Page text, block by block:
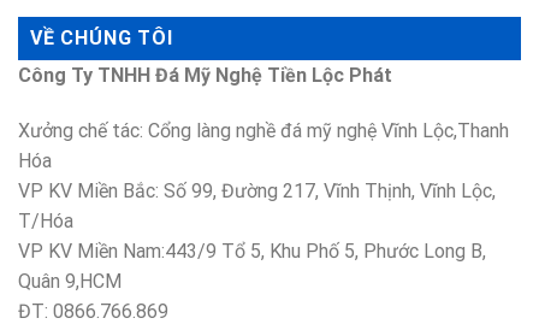
VỀ CHÚNG TÔI
Công Ty TNHH Đá Mỹ Nghệ Tiền Lộc Phát
Xưởng chế tác: Cổng làng nghề đá mỹ nghệ Vĩnh Lộc,Thanh
Hóa
VP KV Miền Bắc: Số 99, Đường 217, Vĩnh Thịnh, Vĩnh Lộc,
T/Hóa
VP KV Miền Nam:443/9 Tổ 5, Khu Phố 5, Phước Long B,
Quân 9,HCM
ĐT: 0866.766.869